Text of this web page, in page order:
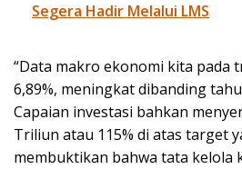
Segera Hadir Melalui LMS
“Data makro ekonomi kita pada
6,89%, meningkat dibanding
Capaian investasi bahkan
Triliun atau 115% di atas target
membuktikan bahwa tata kelola